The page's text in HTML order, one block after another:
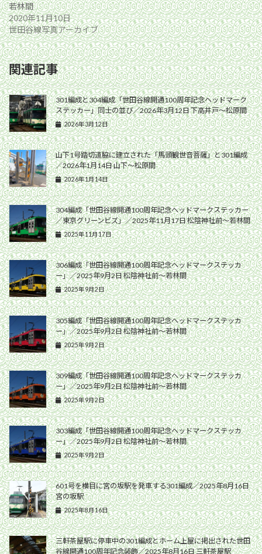
若林間
2020年11月10日
世田谷線写真アーカイブ
関連記事
301編成と304編成「世田谷線開通100周年記念ヘッドマーク
ステッカー」同士の並び／2026年3月12日 下高井戸〜松原間
2026年3月12日
山下1号踏切道脇に建立された「馬頭観世音菩薩」と301編成
／2026年1月14日 山下〜松原間
2026年1月14日
304編成「世田谷線開通100周年記念ヘッドマークステッカー
／東京グリーンビズ」／2025年11月17日 松陰神社前〜若林間
2025年11月17日
306編成「世田谷線開通100周年記念ヘッドマークステッカ
ー」／2025年9月2日 松陰神社前〜若林間
2025年9月2日
305編成「世田谷線開通100周年記念ヘッドマークステッカ
ー」／2025年9月2日 松陰神社前〜若林間
2025年9月2日
309編成「世田谷線開通100周年記念ヘッドマークステッカ
ー」／2025年9月2日 松陰神社前〜若林間
2025年9月2日
303編成「世田谷線開通100周年記念ヘッドマークステッカ
ー」／2025年9月2日 松陰神社前〜若林間
2025年9月2日
601号を横目に宮の坂駅を発車する301編成／2025年8月16日
宮の坂駅
2025年8月16日
三軒茶屋駅に停車中の301編成とホーム上屋に掲出された世田
谷線開通100周年記念装飾／2025年8月16日 三軒茶屋駅